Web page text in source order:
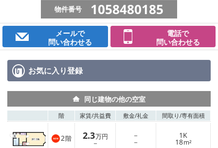
物件番号 1058480185
メールで
問い合わせる
電話で
問い合わせる
お気に入り登録
同じ建物の他の空室
階 家賃/共益費 敷金/礼金 間取り/専有面積
2階 2.3万円
－
－
－
1K
18m²